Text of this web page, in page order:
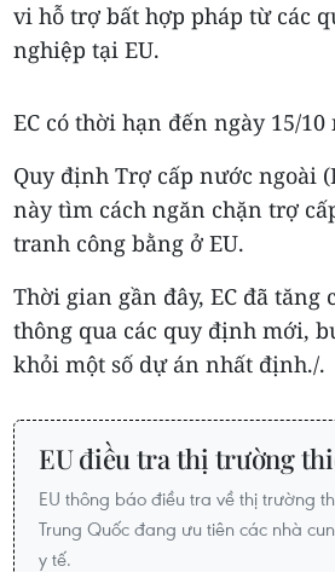
vi hỗ trợ bất hợp pháp từ các
nghiệp tại EU.
EC có thời hạn đến ngày 15/
Quy định Trợ cấp nước ngoài
này tìm cách ngăn chặn trợ
tranh công bằng ở EU.
Thời gian gần đây, EC đã
thông qua các quy định mới,
khỏi một số dự án nhất định./.
EU điều tra thị trường
EU thông báo điều tra về thị trường
Trung Quốc đang ưu tiên các nhà
y tế.